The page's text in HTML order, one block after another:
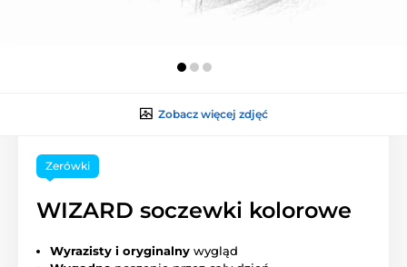
Zobacz więcej zdjęć
Zerówki
WIZARD soczewki kolorowe
Wyrazisty i oryginalny wygląd